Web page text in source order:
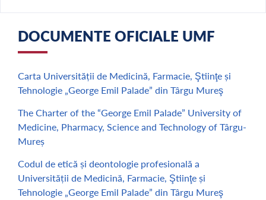
DOCUMENTE OFICIALE UMF
Carta Universității de Medicină, Farmacie, Ştiinţe și
Tehnologie „George Emil Palade” din Târgu Mureş
The Charter of the “George Emil Palade” University of
Medicine, Pharmacy, Science and Technology of Târgu-
Mureș
Codul de etică și deontologie profesională a
Universității de Medicină, Farmacie, Ştiinţe și
Tehnologie „George Emil Palade” din Târgu Mureş